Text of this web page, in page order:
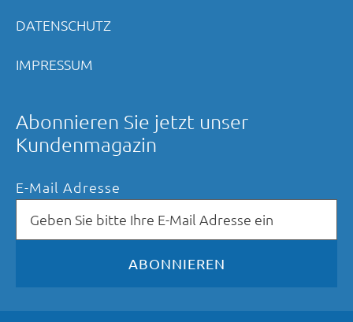
DATENSCHUTZ
IMPRESSUM
Abonnieren Sie jetzt unser
Kundenmagazin
E-Mail Adresse
ABONNIEREN